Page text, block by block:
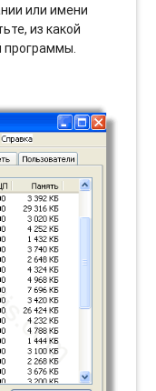
или имени
из какой
программы.